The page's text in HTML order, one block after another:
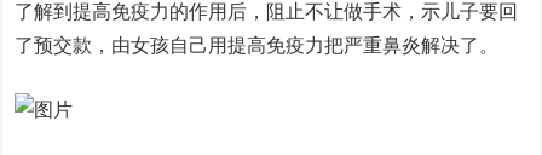
了解到提高免疫力的作用后，阻止不让做手术，示儿子要回
了预交款，由女孩自己用提高免疫力把严重鼻炎解决了。